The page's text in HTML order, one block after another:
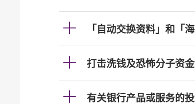
「自动交换资料」和「
打击洗钱及恐怖分子资
有关银行产品或服务的